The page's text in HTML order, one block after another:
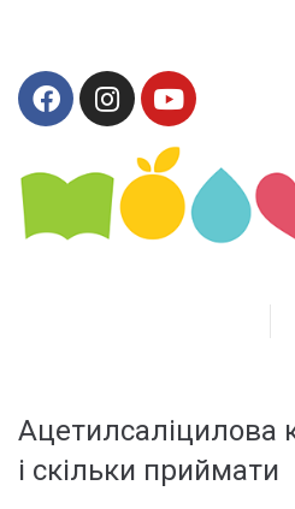
Ацетилсаліцилова
і скільки приймати